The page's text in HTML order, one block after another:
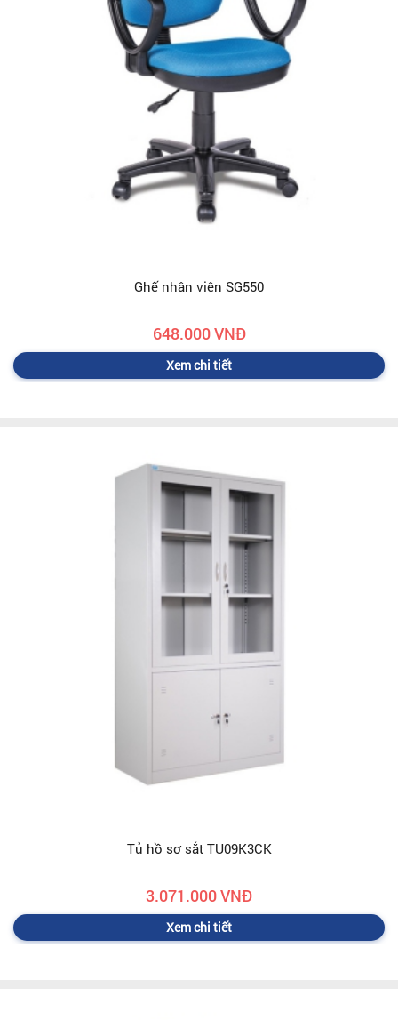
Ghế nhân viên SG550
648.000 VNĐ
Xem chi tiết
Tủ hồ sơ sắt TU09K3CK
3.071.000 VNĐ
Xem chi tiết